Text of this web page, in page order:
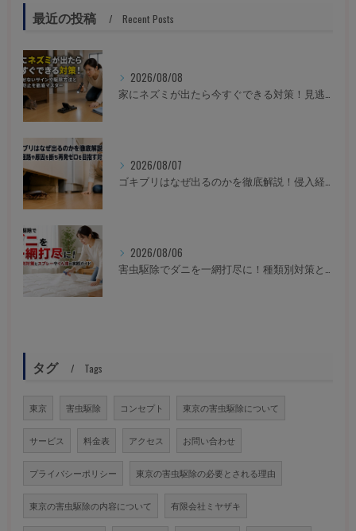
最近の投稿 Recent Posts
2026/08/08
家にネズミが出たら今すぐできる対策！見逃せないサインや駆除方法と再発防止を徹底マスター
2026/08/07
ゴキブリはなぜ出るのかを徹底解説！侵入経路や原因を断ち再発ゼロを目指す対策
2026/08/06
害虫駆除でダニを一網打尽に！種類別対策とスプレーやくん煙の実践ガイド
タグ Tags
東京 害虫駆除 コンセプト 東京の害虫駆除について
サービス 料金表 アクセス お問い合わせ
プライバシーポリシー 東京の害虫駆除の必要とされる理由
東京の害虫駆除の内容について 有限会社ミヤザキ